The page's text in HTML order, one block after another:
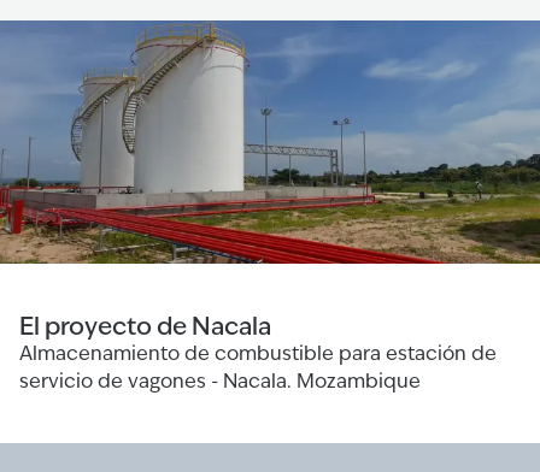
El proyecto de Nacala
Almacenamiento de combustible para estación de
servicio de vagones - Nacala. Mozambique